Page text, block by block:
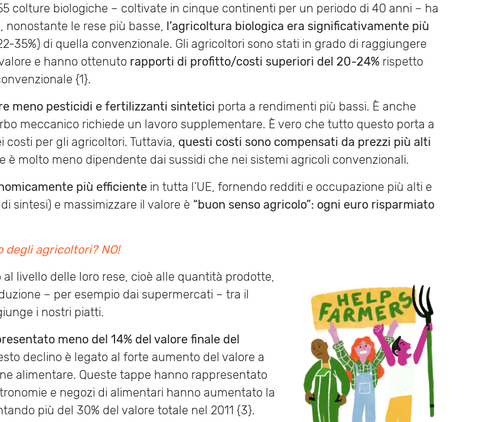
colture biologiche – coltivate in cinque continenti per un periodo di 40 anni – ha
nonostante le rese più basse, l’agricoltura biologica era significativamente più
35%) di quella convenzionale. Gli agricoltori sono stati in grado di raggiungere
e hanno ottenuto rapporti di profitto/costi superiori del 20-24% rispetto
{1}.
meno pesticidi e fertilizzanti sintetici porta a rendimenti più bassi. È anche
meccanico richiede un lavoro supplementare. È vero che tutto questo porta a
costi per gli agricoltori. Tuttavia, questi costi sono compensati da prezzi più alti
è molto meno dipendente dai sussidi che nei sistemi agricoli convenzionali.
più efficiente in tutta l’UE, fornendo redditi e occupazione più alti e
sintesi) e massimizzare il valore è “buon senso agricolo”: ogni euro risparmiato
degli agricoltori? NO!
livello delle loro rese, cioè alle quantità prodotte,
– per esempio dai supermercati – tra il
i nostri piatti.
meno del 14% del valore finale del
declino è legato al forte aumento del valore a
alimentare. Queste tappe hanno rappresentato
e negozi di alimentari hanno aumentato la
più del 30% del valore totale nel 2011 {3}.